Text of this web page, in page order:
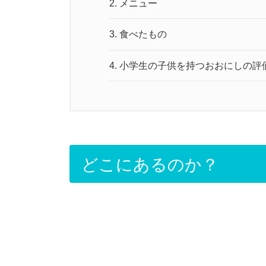
2. メニュー
3. 食べたもの
4. 小学生の子供を持つおおにしの評
どこにあるのか？